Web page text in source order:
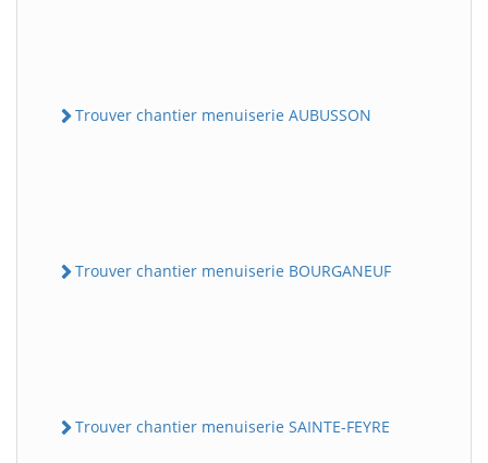
Trouver chantier menuiserie AUBUSSON
Trouver chantier menuiserie BOURGANEUF
Trouver chantier menuiserie SAINTE-FEYRE